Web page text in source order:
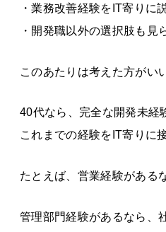
・業務改善経験をIT寄りに
・開発職以外の選択肢も見
このあたりは考えた方がい
40代なら、完全な開発未経
これまでの経験をIT寄りに
たとえば、営業経験がある
管理部門経験があるなら、